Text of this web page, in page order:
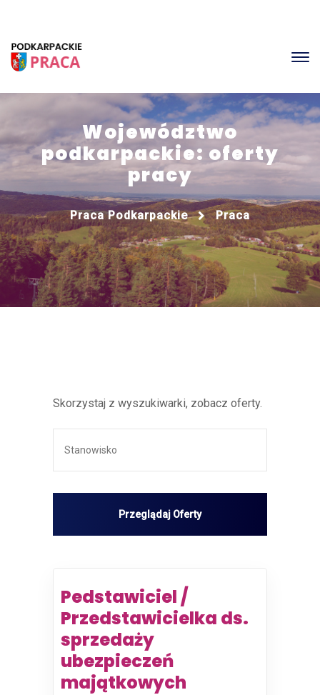
Województwo
podkarpackie: oferty
pracy
Praca Podkarpackie Praca
Skorzystaj z wyszukiwarki, zobacz oferty.
Pedstawiciel /
Przedstawicielka ds.
sprzedaży
ubezpieczeń
majątkowych